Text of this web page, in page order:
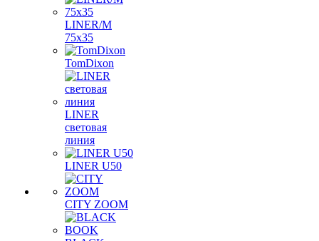
LINER/M
75х35
TomDixon
LINER
световая
линия
LINER U50
CITY ZOOM